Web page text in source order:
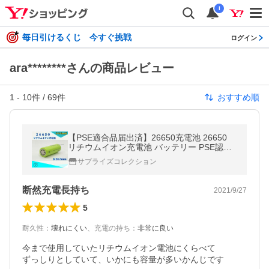
i
毎日引けるくじ 今すぐ挑戦 ログイン
ara********さんの商品レビュー
1 - 10件 / 69件 おすすめ順
【PSE適合品届出済】26650充電池 26650
リチウムイオン充電池 バッテリー PSE認証
済み 5000mAH
サプライズコレクション
断然充電長持ち 2021/9/27
5
耐久性 ： 壊れにくい、 充電の持ち ： 非常に良い
今まで使用していたリチウムイオン電池にくらべて
ずっしりとしていて、いかにも容量が多いかんじです